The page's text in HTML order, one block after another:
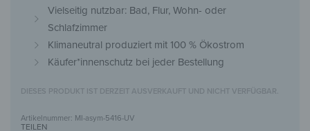
Vielseitig nutzbar: Bad, Flur, Wohn- oder
Schlafzimmer
Klimaneutral produziert mit 100 % Ökostrom
Käufer*innenschutz bei jeder Bestellung
DIESES PRODUKT IST DERZEIT AUSVERKAUFT UND NICHT VERFÜGBAR.
MI-asym-5416-UV
TEILEN